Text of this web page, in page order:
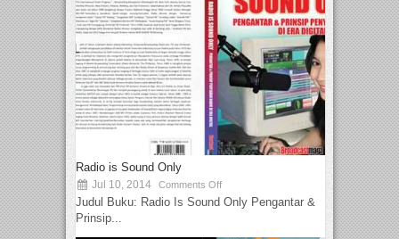
Radio is Sound Only
Jul 10, 2014 Comments Off
Judul Buku: Radio Is Sound Only Pengantar &
Prinsip...